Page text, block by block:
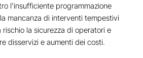
l’insufficiente programmazione
mancanza di interventi tempestivi
la sicurezza di operatori e
disservizi e aumenti dei costi.